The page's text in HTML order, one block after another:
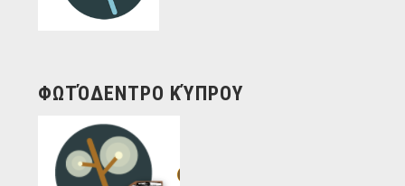
ΦΩΤΌΔΕΝΤΡΟ ΚΎΠΡΟΥ